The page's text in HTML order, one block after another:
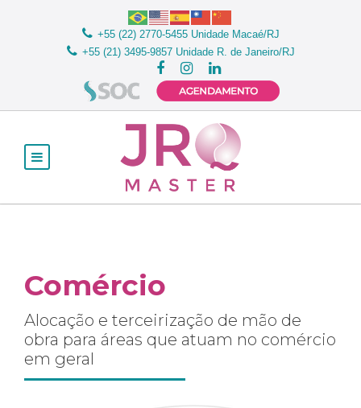
+55 (22) 2770-5455 Unidade Macaé/RJ
+55 (21) 3495-9857 Unidade R. de Janeiro/RJ
Comércio
Alocação e terceirização de mão de
obra para áreas que atuam no comércio
em geral